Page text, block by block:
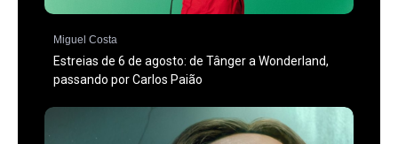
Miguel Costa
Estreias de 6 de agosto: de Tânger a Wonderland,
passando por Carlos Paião